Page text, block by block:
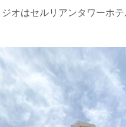
オはセルリアンタワーホ